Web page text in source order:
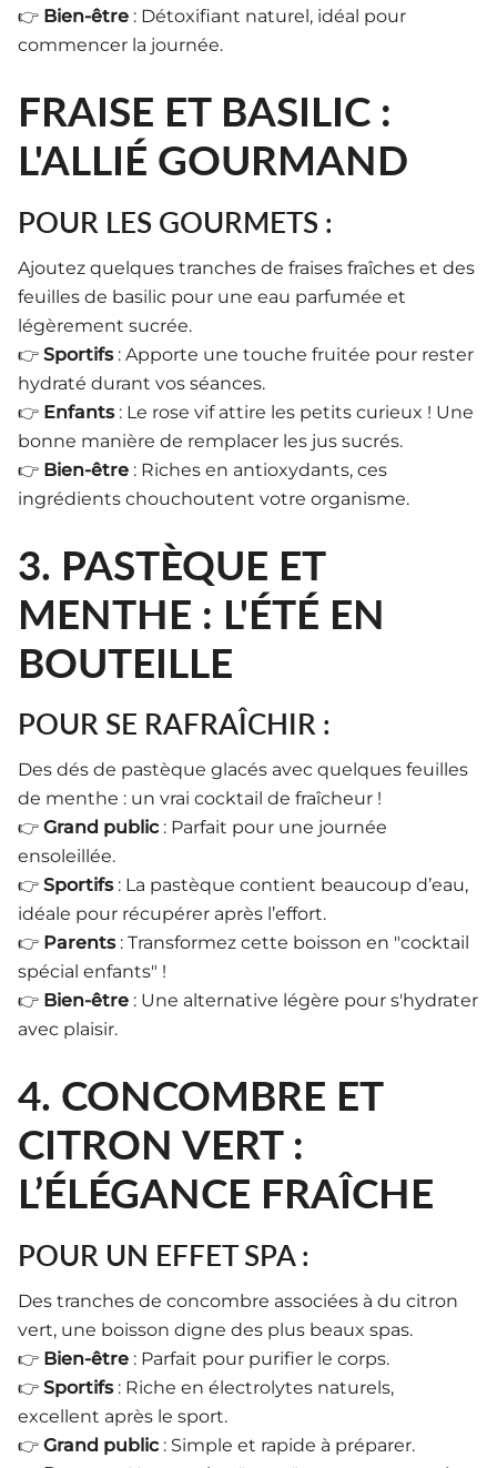
👉 Bien-être : Détoxifiant naturel, idéal pour
commencer la journée.
FRAISE ET BASILIC :
L'ALLIÉ GOURMAND
POUR LES GOURMETS :
Ajoutez quelques tranches de fraises fraîches et des
feuilles de basilic pour une eau parfumée et
légèrement sucrée.
👉 Sportifs: Apporte une touche fruitée pour rester
hydraté durant vos séances.
👉 Enfants: Le rose vif attire les petits curieux ! Une
bonne manière de remplacer les jus sucrés.
👉 Bien-être : Riches en antioxydants, ces
ingrédients chouchoutent votre organisme.
3. PASTÈQUE ET
MENTHE : L'ÉTÉ EN
BOUTEILLE
POUR SE RAFRAÎCHIR :
Des dés de pastèque glacés avec quelques feuilles
de menthe : un vrai cocktail de fraîcheur !
👉 Grand public : Parfait pour une journée
ensoleillée.
👉 Sportifs: La pastèque contient beaucoup d’eau,
idéale pour récupérer après l’effort.
👉 Parents: Transformez cette boisson en "cocktail
spécial enfants" !
👉 Bien-être : Une alternative légère pour s'hydrater
avec plaisir.
4. CONCOMBRE ET
CITRON VERT :
L’ÉLÉGANCE FRAÎCHE
POUR UN EFFET SPA :
Des tranches de concombre associées à du citron
vert, une boisson digne des plus beaux spas.
👉 Bien-être : Parfait pour purifier le corps.
👉 Sportifs: Riche en électrolytes naturels,
excellent après le sport.
👉 Grand public : Simple et rapide à préparer.